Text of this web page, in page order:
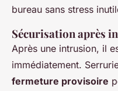
bureau sans stress
Sécurisation après
Après une intrusion, il
immédiatement.
fermeture provisoire